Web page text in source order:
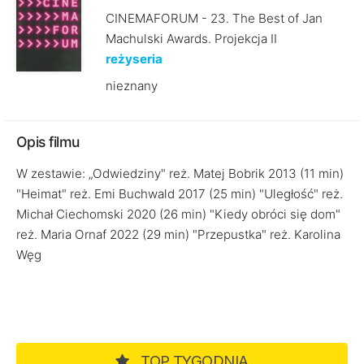
CINEMAFORUM - 23. The Best of Jan
Machulski Awards. Projekcja II
reżyseria
nieznany
Opis filmu
W zestawie: „Odwiedziny" reż. Matej Bobrik 2013 (11 min)
"Heimat" reż. Emi Buchwald 2017 (25 min) "Uległość" reż.
Michał Ciechomski 2020 (26 min) "Kiedy obróci się dom"
reż. Maria Ornaf 2022 (29 min) "Przepustka" reż. Karolina
Węg